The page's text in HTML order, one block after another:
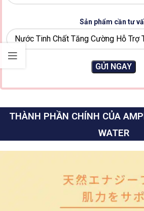
Sản phẩm cần tư
THÀNH PHẦN CHÍNH CỦA
WATER